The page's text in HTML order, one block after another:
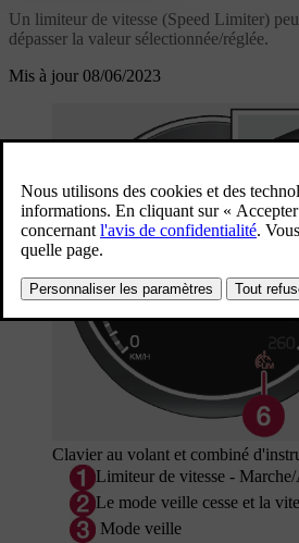
Mis à jour 08/06/2023
Un limiteur de vitesse (Speed Limiter)
dépasser la valeur sélectionnée/réglée.
Clavier au volant et combiné
Limiteur de vitesse - Marche/
Le mode veille cesse et la
Mode veille